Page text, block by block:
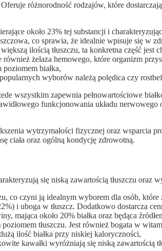
różnorodność rodzajów, które
około 23% tej substancji i
co sprawia, że idealnie wpisuje się w
ilością tłuszczu, ta konkretna część
żelaza hemowego, które organizm
białka,
wyborów należą polędica czy
wszystkim zapewnia pełnowartościowe
funkcjonowania układu
wytrzymałości fizycznej oraz wsparcia
ciała oraz ogólną kondycję zdrowotną.
się niską zawartością tłuszczu
co czyni ją idealnym wyborem dla osób,
i uboga w tłuszcz. Dodatkowo dostarcza
mająca około 20% białka oraz będąca
tłuszczu. Jest również bogata w
ilość białka przy niskiej kaloryczności,
kawałki wyróżniają się niską zawartością